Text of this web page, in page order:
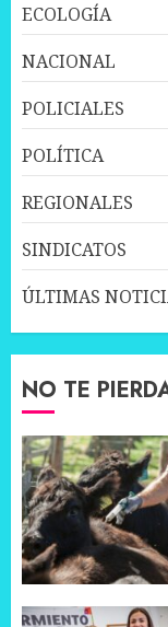
ECOLOGÍA
NACIONAL
POLICIALES
POLÍTICA
REGIONALES
SINDICATOS
ÚLTIMAS
NO TE